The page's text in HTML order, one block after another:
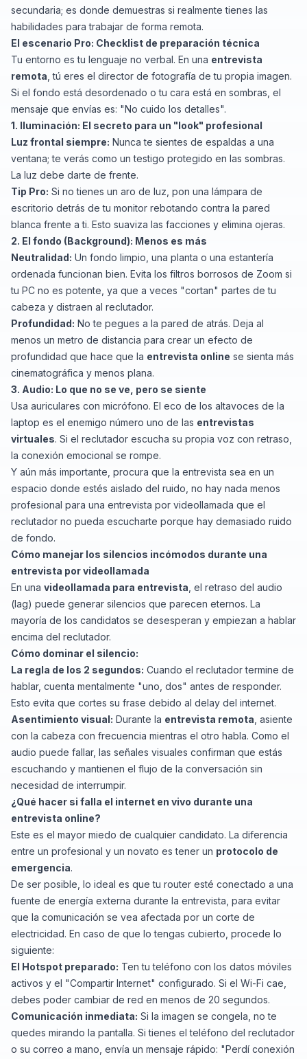
secundaria; es donde demuestras si realmente tienes las
habilidades para trabajar de forma remota.
El escenario Pro: Checklist de preparación técnica
Tu entorno es tu lenguaje no verbal. En una entrevista
remota , tú eres el director de fotografía de tu propia imagen.
Si el fondo está desordenado o tu cara está en sombras, el
mensaje que envías es: "No cuido los detalles".
1. Iluminación: El secreto para un "look" profesional
Luz frontal siempre: Nunca te sientes de espaldas a una
ventana; te verás como un testigo protegido en las sombras.
La luz debe darte de frente.
Tip Pro: Si no tienes un aro de luz, pon una lámpara de
escritorio detrás de tu monitor rebotando contra la pared
blanca frente a ti. Esto suaviza las facciones y elimina ojeras.
2. El fondo (Background): Menos es más
Neutralidad: Un fondo limpio, una planta o una estantería
ordenada funcionan bien. Evita los filtros borrosos de Zoom si
tu PC no es potente, ya que a veces "cortan" partes de tu
cabeza y distraen al reclutador.
Profundidad: No te pegues a la pared de atrás. Deja al
menos un metro de distancia para crear un efecto de
profundidad que hace que la entrevista online se sienta más
cinematográfica y menos plana.
3. Audio: Lo que no se ve, pero se siente
Usa auriculares con micrófono. El eco de los altavoces de la
laptop es el enemigo número uno de las entrevistas
virtuales. Si el reclutador escucha su propia voz con retraso,
la conexión emocional se rompe.
Y aún más importante, procura que la entrevista sea en un
espacio donde estés aislado del ruido, no hay nada menos
profesional para una entrevista por videollamada que el
reclutador no pueda escucharte porque hay demasiado ruido
de fondo.
Cómo manejar los silencios incómodos durante una
entrevista por videollamada
En una videollamada para entrevista , el retraso del audio
(lag) puede generar silencios que parecen eternos. La
mayoría de los candidatos se desesperan y empiezan a hablar
encima del reclutador.
Cómo dominar el silencio:
La regla de los 2 segundos: Cuando el reclutador termine de
hablar, cuenta mentalmente "uno, dos" antes de responder.
Esto evita que cortes su frase debido al delay del internet.
Asentimiento visual: Durante la entrevista remota , asiente
con la cabeza con frecuencia mientras el otro habla. Como el
audio puede fallar, las señales visuales confirman que estás
escuchando y mantienen el flujo de la conversación sin
necesidad de interrumpir.
¿Qué hacer si falla el internet en vivo durante una
entrevista online?
Este es el mayor miedo de cualquier candidato. La diferencia
entre un profesional y un novato es tener un protocolo de
emergencia.
De ser posible, lo ideal es que tu router esté conectado a una
fuente de energía externa durante la entrevista, para evitar
que la comunicación se vea afectada por un corte de
electricidad. En caso de que lo tengas cubierto, procede lo
siguiente:
El Hotspot preparado: Ten tu teléfono con los datos móviles
activos y el "Compartir Internet" configurado. Si el Wi-Fi cae,
debes poder cambiar de red en menos de 20 segundos.
Comunicación inmediata: Si la imagen se congela, no te
quedes mirando la pantalla. Si tienes el teléfono del reclutador
o su correo a mano, envía un mensaje rápido: "Perdí conexión